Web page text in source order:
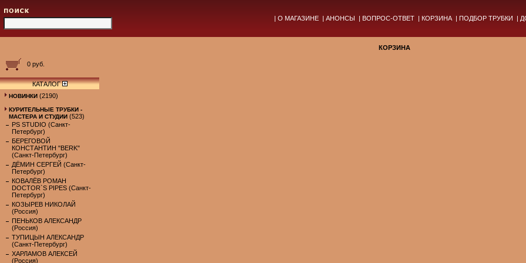
| О МАГАЗИНЕ | АНОНСЫ | ВОПРОС-ОТВЕТ | КОРЗИНА | ПОДБОР ТРУБКИ |
КОРЗИНА
0 руб.
КАТАЛОГ
НОВИНКИ (2190)
КУРИТЕЛЬНЫЕ ТРУБКИ -
МАСТЕРА И СТУДИИ (523)
PS STUDIO (Санкт-
Петербург)
БЕРЕГОВОЙ
КОНСТАНТИН "BERK"
(Санкт-Петербург)
ДЁМИН СЕРГЕЙ (Санкт-
Петербург)
КОВАЛЁВ РОМАН
DOCTOR`S PIPES (Санкт-
Петербург)
КОЗЫРЕВ НИКОЛАЙ
(Россия)
ПЕНЬКОВ АЛЕКСАНДР
(Россия)
ТУПИЦЫН АЛЕКСАНДР
(Санкт-Петербург)
ХАРЛАМОВ АЛЕКСЕЙ
(Россия)